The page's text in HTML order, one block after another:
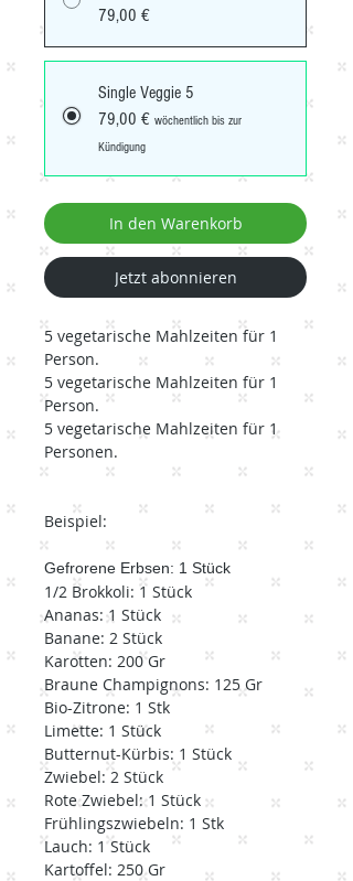
79,00 €
Single Veggie 5
79,00 € wöchentlich bis zur
Kündigung
In den Warenkorb
Jetzt abonnieren
5 vegetarische Mahlzeiten für 1
Person.
5 vegetarische Mahlzeiten für 1
Person.
5 vegetarische Mahlzeiten für 1
Personen.
Beispiel:
Gefrorene Erbsen: 1 Stück
1/2 Brokkoli: 1 Stück
Ananas: 1 Stück
Banane: 2 Stück
Karotten: 200 Gr
Braune Champignons: 125 Gr
Bio-Zitrone: 1 Stk
Limette: 1 Stück
Butternut-Kürbis: 1 Stück
Zwiebel: 2 Stück
Rote Zwiebel: 1 Stück
Frühlingszwiebeln: 1 Stk
Lauch: 1 Stück
Kartoffel: 250 Gr